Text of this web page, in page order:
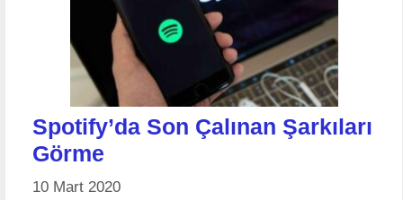
Spotify’da Son Çalınan Şarkıları
Görme
10 Mart 2020